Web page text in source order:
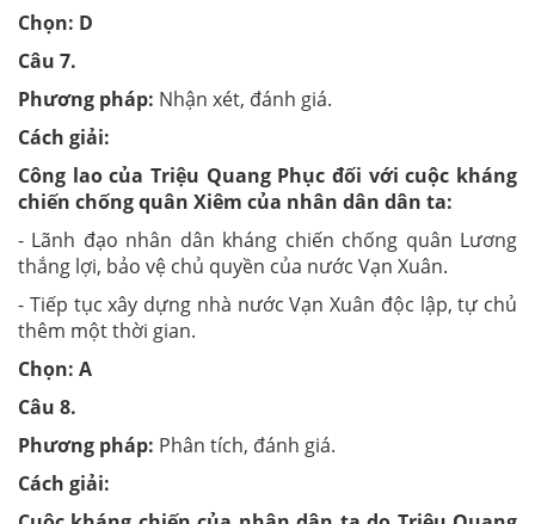
Chọn: D
Câu 7.
Phương pháp: Nhận xét, đánh giá.
Cách giải:
Công lao của Triệu Quang Phục đối với cuộc kháng
chiến chống quân Xiêm của nhân dân dân ta:
- Lãnh đạo nhân dân kháng chiến chống quân Lương
thắng lợi, bảo vệ chủ quyền của nước Vạn Xuân.
- Tiếp tục xây dựng nhà nước Vạn Xuân độc lập, tự chủ
thêm một thời gian.
Chọn: A
Câu 8.
Phương pháp: Phân tích, đánh giá.
Cách giải: